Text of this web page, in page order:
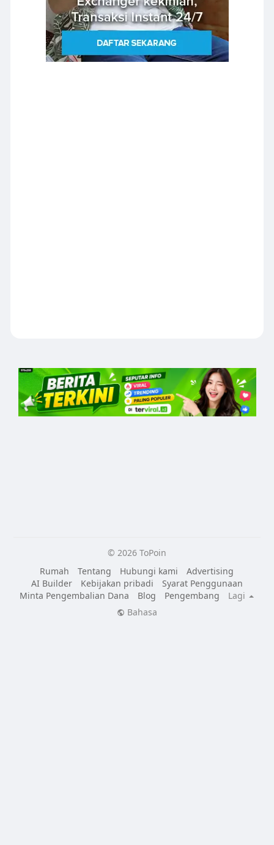
© 2026 ToPoin
Rumah
Tentang Hubungi kami
Advertising
AI Builder
Kebijakan pribadi
Syarat Penggunaan
Minta Pengembalian Dana
Blog Pengembang
Lagi
Bahasa